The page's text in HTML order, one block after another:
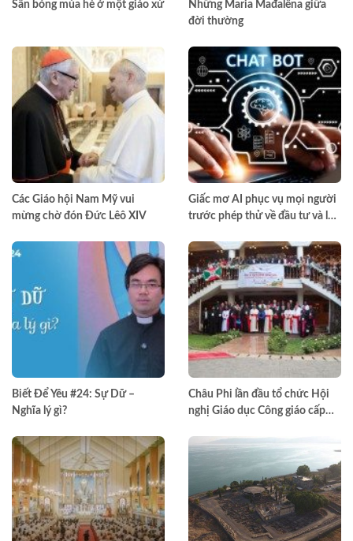
Sân bóng mùa hè ở một giáo xứ
Những Maria Mađalêna giữa
đời thường
Các Giáo hội Nam Mỹ vui
mừng chờ đón Đức Lêô XIV
Giấc mơ AI phục vụ mọi người
trước phép thử về đầu tư và lợi
Biết Để Yêu #24: Sự Dữ –
Nghĩa lý gì?
Châu Phi lần đầu tổ chức Hội
nghị Giáo dục Công giáo cấp